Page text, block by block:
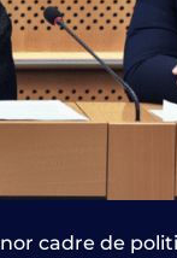
cadre de